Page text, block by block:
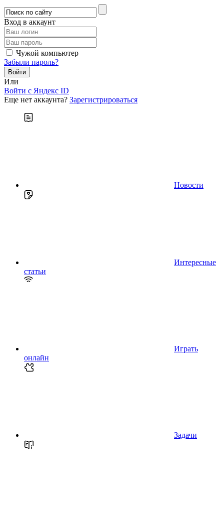
Вход в аккаунт
Чужой компьютер
Забыли пароль?
Или
Войти c Яндекс ID
Еще нет аккаунта? Зарегистрироваться
Новости
Интересные
статьи
Играть
онлайн
Задачи